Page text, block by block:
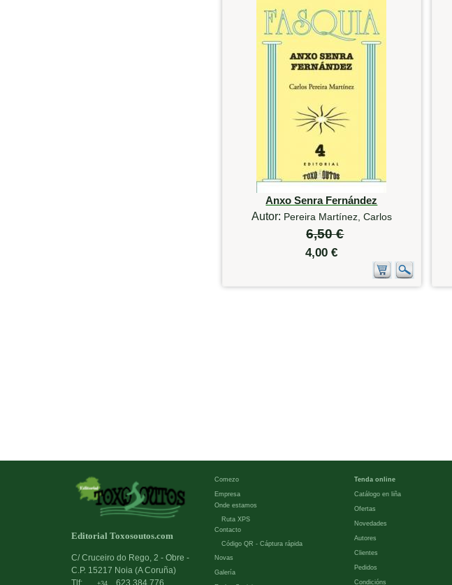
Anxo Senra Fernández
Autor: Pereira Martínez, Carlos
6,50 €
4,00 €
Editorial Toxosoutos.com
C/ Cruceiro do Rego, 2 - Obre -
C.P. 15217 Noia (A Coruña)
Comezo
Empresa
Onde estamos
Ruta XPS
Contacto
Código QR - Cáptura rápida
Novas
Galería
Tenda online
Catálogo en liña
Ofertas
Novedades
Autores
Clientes
Pedidos
Condicións